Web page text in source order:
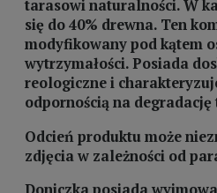
tarasowi naturalności. W
się do 40% drewna. Ten
modyfikowany pod kątem
wytrzymałości. Posiada
reologiczne i
odpornością na degradację
Odcień produktu może
zdjęcia w zależności od